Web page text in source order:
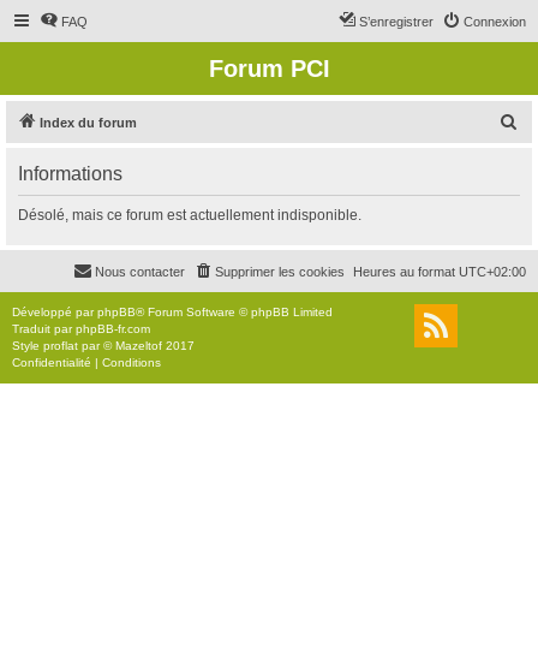
FAQ Connexion
S’enregistrer
Forum PCI
Index du forum
r
c
r
Informations
Désolé, mais ce forum est actuellement indisponible.
Heures au format UTC+02:00
Supprimer les cookies
Nous contacter
Développé parphpBB® Forum Software © phpBB Limited
Traduit parphpBB-fr.com
Style proflat par ©Mazeltof 2017
Confidentialité | Conditions